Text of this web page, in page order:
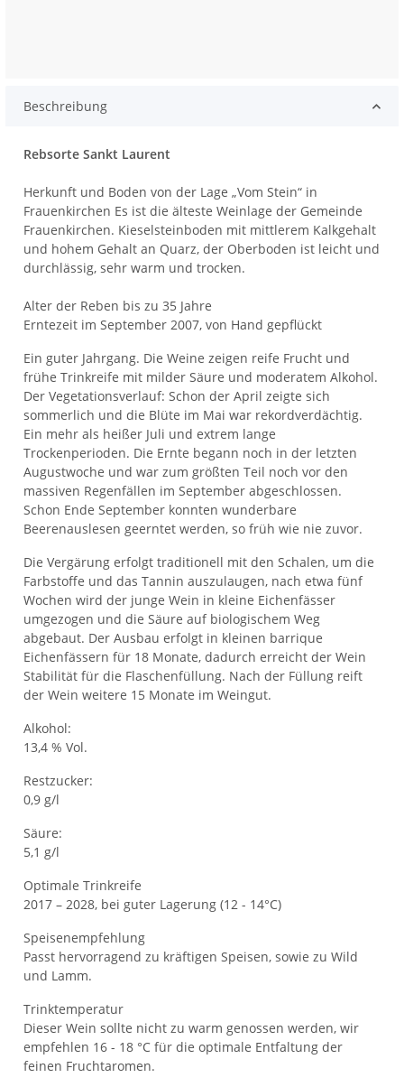
Beschreibung
Rebsorte Sankt Laurent
Herkunft und Boden von der Lage „Vom Stein“ in
Frauenkirchen Es ist die älteste Weinlage der Gemeinde
Frauenkirchen. Kieselsteinboden mit mittlerem Kalkgehalt
und hohem Gehalt an Quarz, der Oberboden ist leicht und
durchlässig, sehr warm und trocken.
Alter der Reben bis zu 35 Jahre
Erntezeit im September 2007, von Hand gepflückt
Ein guter Jahrgang. Die Weine zeigen reife Frucht und
frühe Trinkreife mit milder Säure und moderatem Alkohol.
Der Vegetationsverlauf: Schon der April zeigte sich
sommerlich und die Blüte im Mai war rekordverdächtig.
Ein mehr als heißer Juli und extrem lange
Trockenperioden. Die Ernte begann noch in der letzten
Augustwoche und war zum größten Teil noch vor den
massiven Regenfällen im September abgeschlossen.
Schon Ende September konnten wunderbare
Beerenauslesen geerntet werden, so früh wie nie zuvor.
Die Vergärung erfolgt traditionell mit den Schalen, um die
Farbstoffe und das Tannin auszulaugen, nach etwa fünf
Wochen wird der junge Wein in kleine Eichenfässer
umgezogen und die Säure auf biologischem Weg
abgebaut. Der Ausbau erfolgt in kleinen barrique
Eichenfässern für 18 Monate, dadurch erreicht der Wein
Stabilität für die Flaschenfüllung. Nach der Füllung reift
der Wein weitere 15 Monate im Weingut.
Alkohol:
13,4 % Vol.
Restzucker:
0,9 g/l
Säure:
5,1 g/l
Optimale Trinkreife
2017 – 2028, bei guter Lagerung (12 - 14°C)
Speisenempfehlung
Passt hervorragend zu kräftigen Speisen, sowie zu Wild
und Lamm.
Trinktemperatur
Dieser Wein sollte nicht zu warm genossen werden, wir
empfehlen 16 - 18 °C für die optimale Entfaltung der
feinen Fruchtaromen.